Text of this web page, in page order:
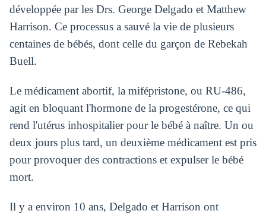
développée par les Drs. George Delgado et Matthew
Harrison. Ce processus a sauvé la vie de plusieurs
centaines de bébés, dont celle du garçon de Rebekah
Buell.
Le médicament abortif, la mifépristone, ou RU-486,
agit en bloquant l'hormone de la progestérone, ce qui
rend l'utérus inhospitalier pour le bébé à naître. Un ou
deux jours plus tard, un deuxième médicament est pris
pour provoquer des contractions et expulser le bébé
mort.
Il y a environ 10 ans, Delgado et Harrison ont